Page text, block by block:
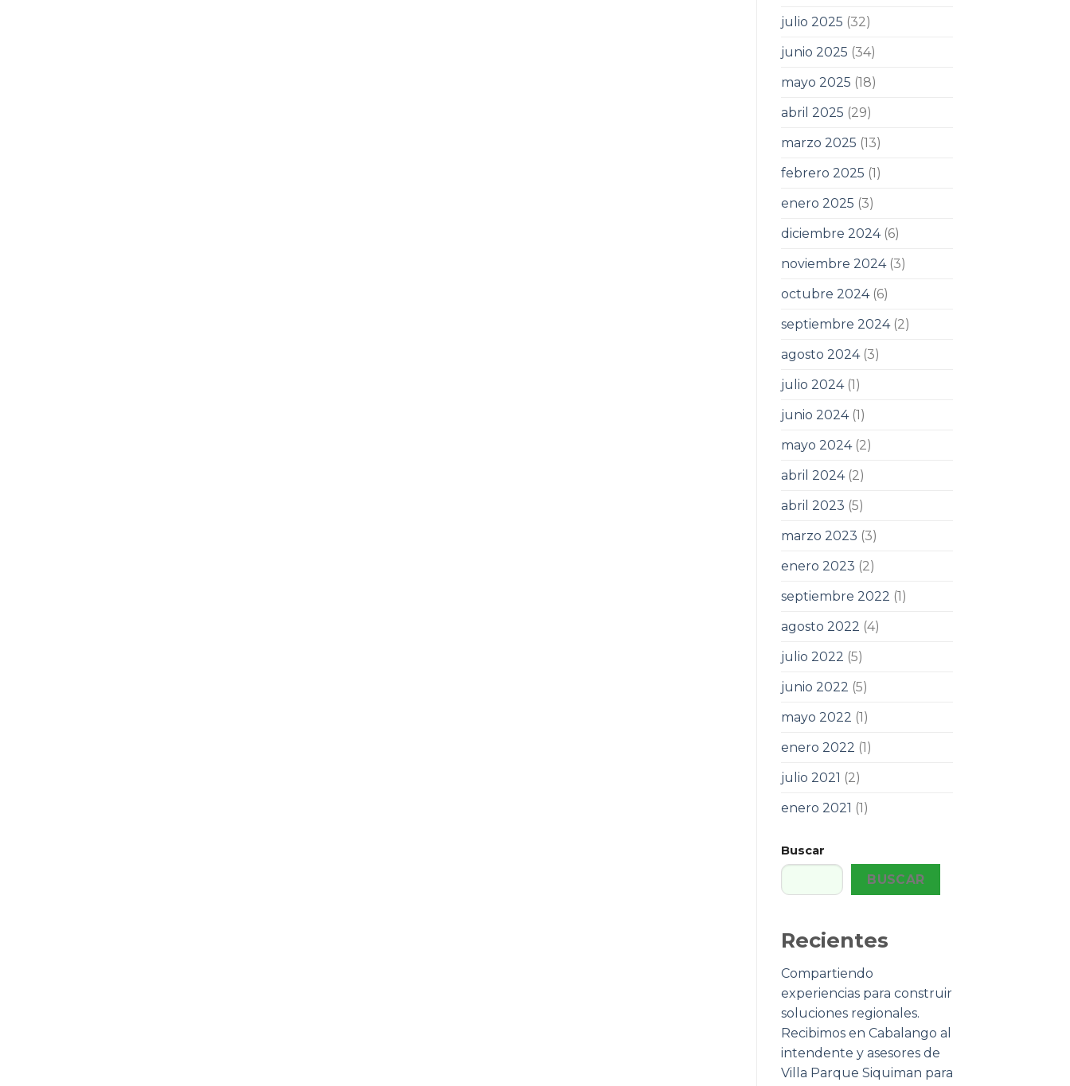
julio 2025 (32)
junio 2025 (34)
mayo 2025 (18)
abril 2025 (29)
marzo 2025 (13)
febrero 2025 (1)
enero 2025 (3)
diciembre 2024(6)
noviembre 2024(3)
octubre 2024(6)
septiembre 2024(2)
agosto 2024(3)
julio 2024(1)
junio 2024(1)
mayo 2024(2)
abril 2024(2)
abril 2023 (5)
marzo 2023 (3)
enero 2023 (2)
septiembre 2022 (1)
agosto 2022 (4)
julio 2022 (5)
junio 2022 (5)
mayo 2022 (1)
enero 2022 (1)
julio 2021 (2)
enero 2021 (1)
Buscar
BUSCAR
Recientes
Compartiendo
experiencias para construir
soluciones regionales.
Recibimos en Cabalango al
intendente y asesores de
Villa Parque Siquiman para